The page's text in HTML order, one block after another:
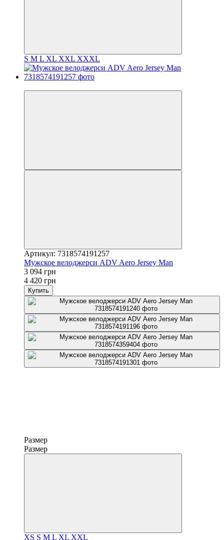
S M L XL XXL XXXL
Артикул: 7318574191257
Мужское велоджерси ADV Aero Jersey Man
3 094 грн
4 420 грн
Купить
Размер
Размер
XS S M L XL XXL